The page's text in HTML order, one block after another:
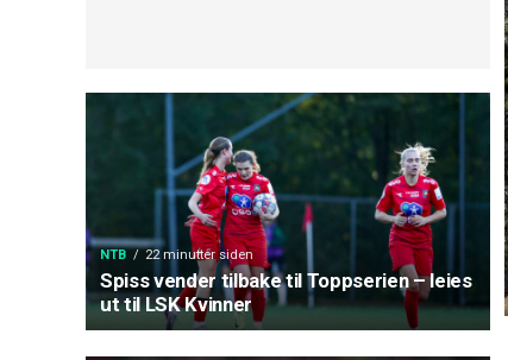
NTB 22 minutter siden
Spiss vender tilbake til Toppserien – leies
ut til LSK Kvinner